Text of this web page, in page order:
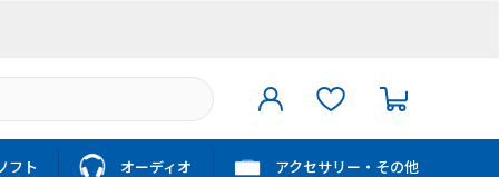
フト オーディオ アクセサリー・その他